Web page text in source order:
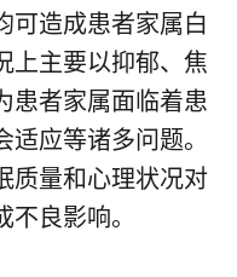
可造成患者家属白
上主要以抑郁、焦
患者家属面临着患
应等诸多问题。
质量和心理状况对
良影响。